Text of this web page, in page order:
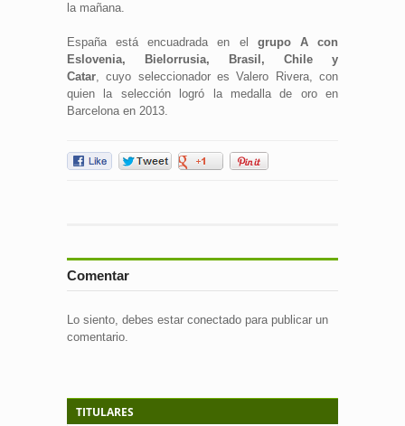
la mañana.
España está encuadrada en el grupo A con
Eslovenia, Bielorrusia, Brasil, Chile y
Catar, cuyo seleccionador es Valero Rivera, con
quien la selección logró la medalla de oro en
Barcelona en 2013.
Comentar
Lo siento, debes estar conectado para publicar un
comentario.
TITULARES